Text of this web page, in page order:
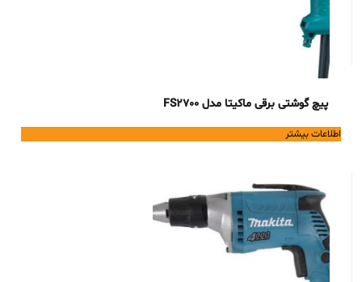
پیچ گوشتی برقی ماکیتا مدل FS2700
اطلاعات بیشتر